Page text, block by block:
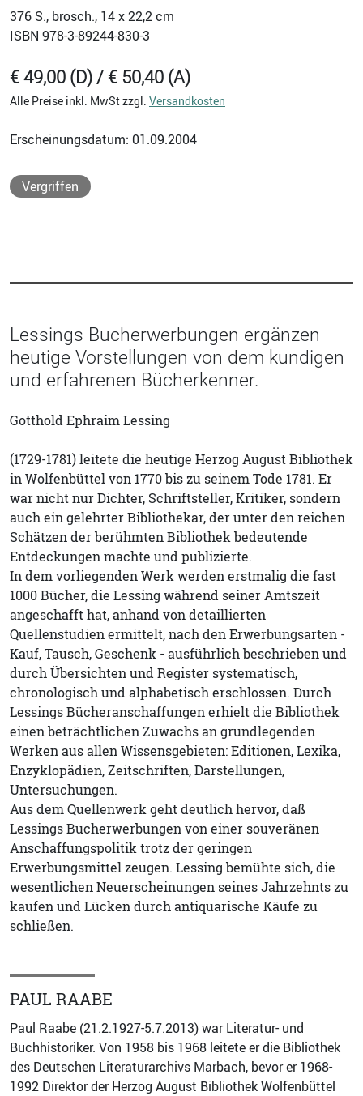
376 S., brosch., 14 x 22,2 cm
ISBN 978-3-89244-830-3
€ 49,00 (D) / € 50,40 (A)
Alle Preise inkl. MwSt zzgl. Versandkosten
Erscheinungsdatum: 01.09.2004
Vergriffen
Lessings Bucherwerbungen ergänzen
heutige Vorstellungen von dem kundigen
und erfahrenen Bücherkenner.
Gotthold Ephraim Lessing
(1729-1781) leitete die heutige Herzog August Bibliothek
in Wolfenbüttel von 1770 bis zu seinem Tode 1781. Er
war nicht nur Dichter, Schriftsteller, Kritiker, sondern
auch ein gelehrter Bibliothekar, der unter den reichen
Schätzen der berühmten Bibliothek bedeutende
Entdeckungen machte und publizierte.
In dem vorliegenden Werk werden erstmalig die fast
1000 Bücher, die Lessing während seiner Amtszeit
angeschafft hat, anhand von detaillierten
Quellenstudien ermittelt, nach den Erwerbungsarten -
Kauf, Tausch, Geschenk - ausführlich beschrieben und
durch Übersichten und Register systematisch,
chronologisch und alphabetisch erschlossen. Durch
Lessings Bücheranschaffungen erhielt die Bibliothek
einen beträchtlichen Zuwachs an grundlegenden
Werken aus allen Wissensgebieten: Editionen, Lexika,
Enzyklopädien, Zeitschriften, Darstellungen,
Untersuchungen.
Aus dem Quellenwerk geht deutlich hervor, daß
Lessings Bucherwerbungen von einer souveränen
Anschaffungspolitik trotz der geringen
Erwerbungsmittel zeugen. Lessing bemühte sich, die
wesentlichen Neuerscheinungen seines Jahrzehnts zu
kaufen und Lücken durch antiquarische Käufe zu
schließen.
PAUL RAABE
Paul Raabe (21.2.1927-5.7.2013) war Literatur- und
Buchhistoriker. Von 1958 bis 1968 leitete er die Bibliothek
des Deutschen Literaturarchivs Marbach, bevor er 1968-
1992 Direktor der Herzog August Bibliothek Wolfenbüttel